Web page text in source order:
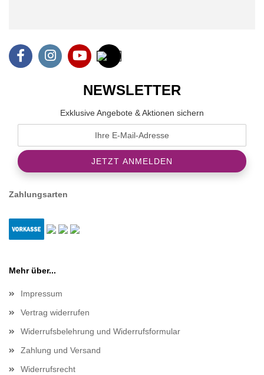
NEWSLETTER
Exklusive Angebote & Aktionen sichern
Zahlungsarten
Mehr über...
Impressum
Vertrag widerrufen
Widerrufsbelehrung und Widerrufsformular
Zahlung und Versand
Widerrufsrecht